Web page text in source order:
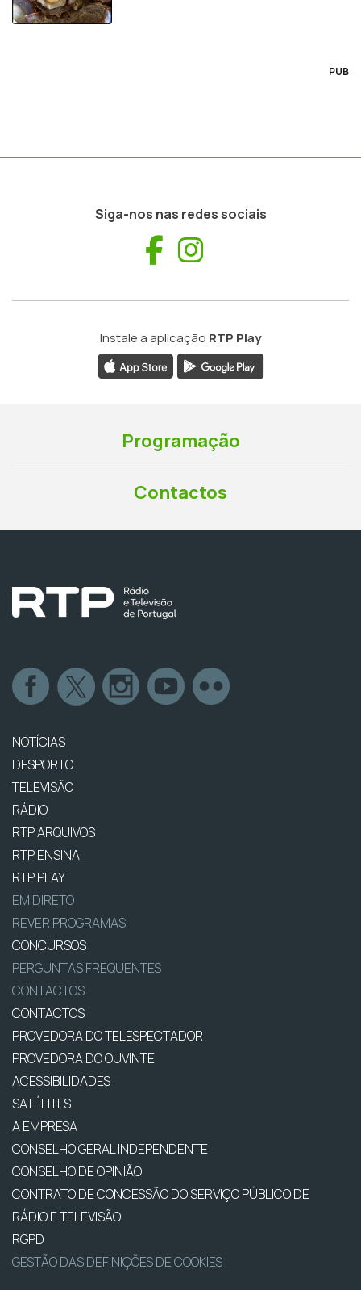
PUB
Siga-nos nas redes sociais
Facebook
Instale a aplicação RTP Play
Programação
Contactos
NOTÍCIAS
DESPORTO
TELEVISÃO
RÁDIO
RTP ARQUIVOS
RTP ENSINA
RTP PLAY
EM DIRETO
REVER PROGRAMAS
CONCURSOS
PERGUNTAS FREQUENTES
CONTACTOS
CONTACTOS
PROVEDORA DO TELESPECTADOR
PROVEDORA DO OUVINTE
ACESSIBILIDADES
SATÉLITES
A EMPRESA
CONSELHO GERAL INDEPENDENTE
CONSELHO DE OPINIÃO
CONTRATO DE CONCESSÃO DO SERVIÇO PÚBLICO DE
RÁDIO E TELEVISÃO
RGPD
GESTÃO DAS DEFINIÇÕES DE COOKIES